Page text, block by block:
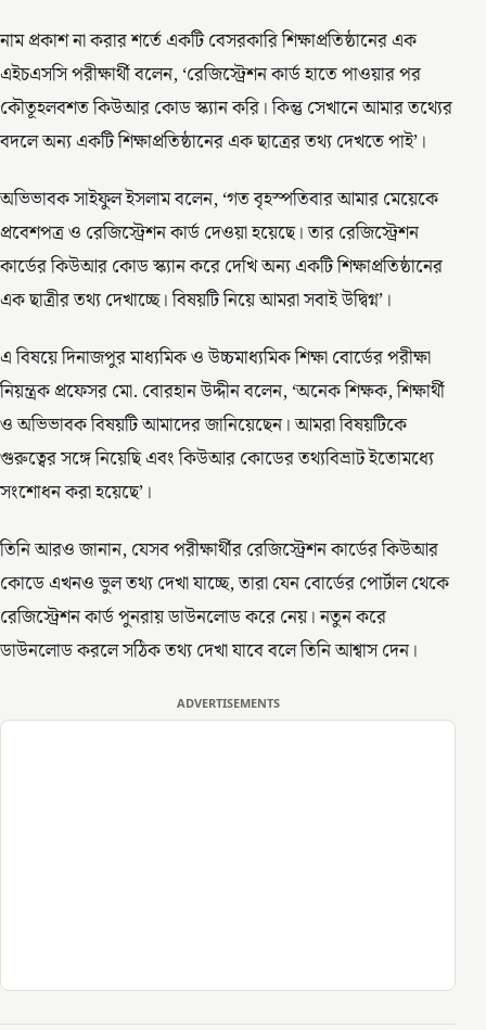
নাম প্রকাশ না করার শর্তে একটি বেসরকারি শিক্ষাপ্রতিষ্ঠানের এক
এইচএসসি পরীক্ষার্থী বলেন, ‘রেজিস্ট্রেশন কার্ড হাতে পাওয়ার পর
কৌতূহলবশত কিউআর কোড স্ক্যান করি। কিন্তু সেখানে আমার তথ্যের
বদলে অন্য একটি শিক্ষাপ্রতিষ্ঠানের এক ছাত্রের তথ্য দেখতে পাই’।
অভিভাবক সাইফুল ইসলাম বলেন, ‘গত বৃহস্পতিবার আমার মেয়েকে
প্রবেশপত্র ও রেজিস্ট্রেশন কার্ড দেওয়া হয়েছে। তার রেজিস্ট্রেশন
কার্ডের কিউআর কোড স্ক্যান করে দেখি অন্য একটি শিক্ষাপ্রতিষ্ঠানের
এক ছাত্রীর তথ্য দেখাচ্ছে। বিষয়টি নিয়ে আমরা সবাই উদ্বিগ্ন’।
এ বিষয়ে দিনাজপুর মাধ্যমিক ও উচ্চমাধ্যমিক শিক্ষা বোর্ডের পরীক্ষা
নিয়ন্ত্রক প্রফেসর মো. বোরহান উদ্দীন বলেন, ‘অনেক শিক্ষক, শিক্ষার্থী
ও অভিভাবক বিষয়টি আমাদের জানিয়েছেন। আমরা বিষয়টিকে
গুরুত্বের সঙ্গে নিয়েছি এবং কিউআর কোডের তথ্যবিভ্রাট ইতোমধ্যে
সংশোধন করা হয়েছে’।
তিনি আরও জানান, যেসব পরীক্ষার্থীর রেজিস্ট্রেশন কার্ডের কিউআর
কোডে এখনও ভুল তথ্য দেখা যাচ্ছে, তারা যেন বোর্ডের পোর্টাল থেকে
রেজিস্ট্রেশন কার্ড পুনরায় ডাউনলোড করে নেয়। নতুন করে
ডাউনলোড করলে সঠিক তথ্য দেখা যাবে বলে তিনি আশ্বাস দেন।
ADVERTISEMENTS